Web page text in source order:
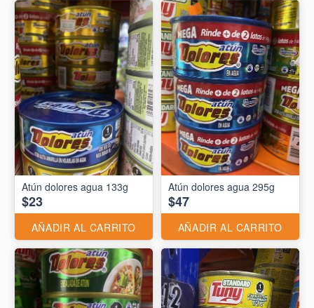
Atún dolores agua 133g
$23
AÑADIR AL CARRITO
Atún dolores agua 295g
$47
AÑADIR AL CARRITO